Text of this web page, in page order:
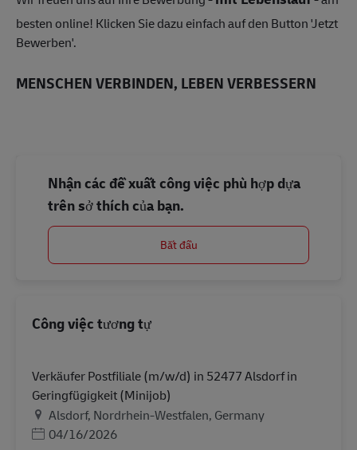
besten online! Klicken Sie dazu einfach auf den Button 'Jetzt
Bewerben'.
MENSCHEN VERBINDEN, LEBEN VERBESSERN
Nhận các đề xuất công việc phù hợp dựa
trên sở thích của bạn.
Bắt đầu
Công việc tương tự
Verkäufer Postfiliale (m/w/d) in 52477 Alsdorf in
Geringfügigkeit (Minijob)
Địa điểm
Alsdorf, Nordrhein-Westfalen, Germany
Posted Date
04/16/2026